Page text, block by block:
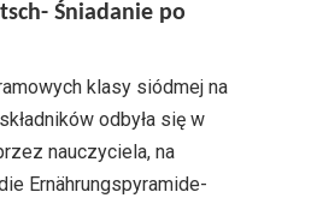
Śniadanie po
klasy siódmej na
odbyła się w
nauczyciela, na
Ernährungspyramide-